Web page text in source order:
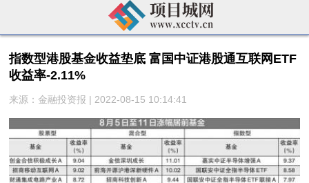
指数型港股基金收益垫底 富国中证港股通互联网ETF
收益率-2.11%
来源：金融投资报 | 2022-08-15 10:14:41